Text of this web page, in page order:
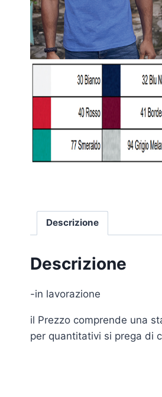
Descrizione
Descrizione
-in lavorazione
il Prezzo comprende una
per quantitativi si prega di